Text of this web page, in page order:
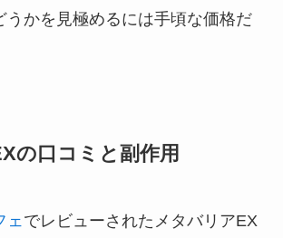
うかを見極めるには手頃な価格だ
の口コミと副作用
ェ でレビューされたメタバリアEX